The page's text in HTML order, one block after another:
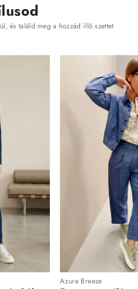
és találd meg a hozzád illő szettet
Azure Breeze